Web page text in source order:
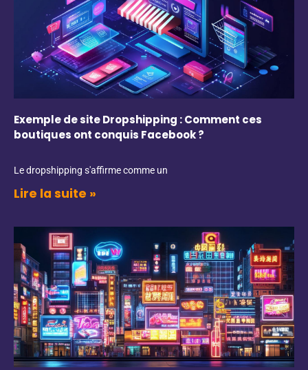
Exemple de site Dropshipping : Comment ces
boutiques ont conquis Facebook ?
Le dropshipping s'affirme comme un
Lire la suite »